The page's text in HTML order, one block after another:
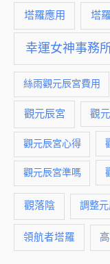
塔羅應用 塔
幸運女神事務
絲雨觀元辰宮費用
觀元辰宮 觀
觀元辰宮心得
觀元辰宮準嗎
觀落陰 調整
領航者塔羅